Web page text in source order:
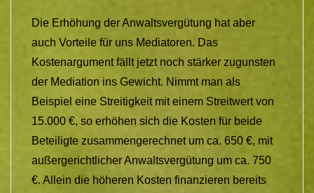
Die Erhöhung der Anwaltsvergütung hat aber
auch Vorteile für uns Mediatoren. Das
Kostenargument fällt jetzt noch stärker zugunsten
der Mediation ins Gewicht. Nimmt man als
Beispiel eine Streitigkeit mit einem Streitwert von
15.000 €, so erhöhen sich die Kosten für beide
Beteiligte zusammengerechnet um ca. 650 €, mit
außergerichtlicher Anwaltsvergütung um ca. 750
€. Allein die höheren Kosten finanzieren bereits